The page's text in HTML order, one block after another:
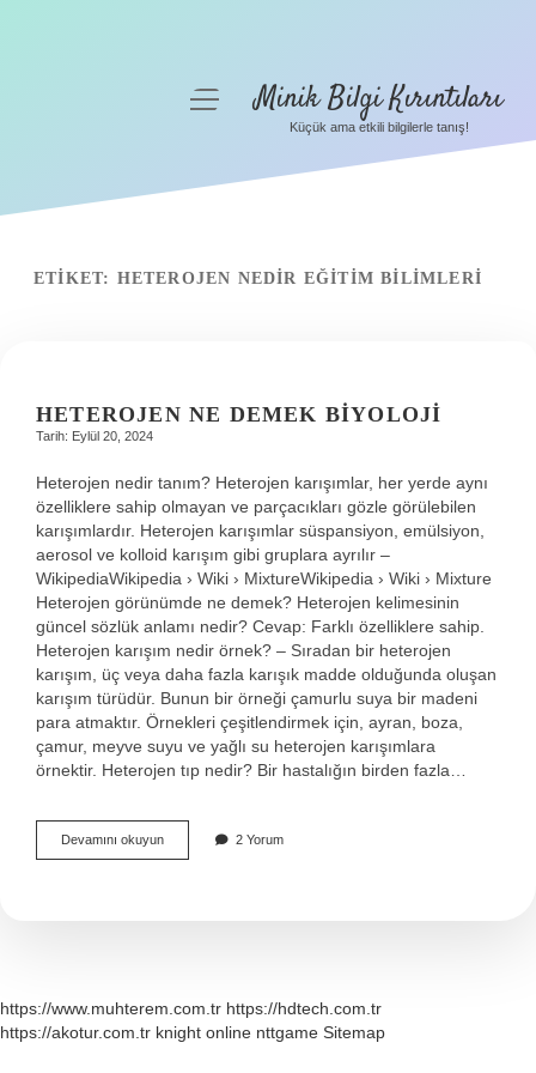
Gizlilik Politikası
menüyü
aç
Minik Bilgi Kırıntıları
Küçük ama etkili bilgilerle tanış!
ETIKET: HETEROJEN NEDIR EĞITIM BILIMLERI
HETEROJEN NE DEMEK BIYOLOJI
Tarih: Eylül 20, 2024
Heterojen nedir tanım? Heterojen karışımlar, her yerde aynı
özelliklere sahip olmayan ve parçacıkları gözle görülebilen
karışımlardır. Heterojen karışımlar süspansiyon, emülsiyon,
aerosol ve kolloid karışım gibi gruplara ayrılır –
WikipediaWikipedia › Wiki › MixtureWikipedia › Wiki › Mixture
Heterojen görünümde ne demek? Heterojen kelimesinin
güncel sözlük anlamı nedir? Cevap: Farklı özelliklere sahip.
Heterojen karışım nedir örnek? – Sıradan bir heterojen
karışım, üç veya daha fazla karışık madde olduğunda oluşan
karışım türüdür. Bunun bir örneği çamurlu suya bir madeni
para atmaktır. Örnekleri çeşitlendirmek için, ayran, boza,
çamur, meyve suyu ve yağlı su heterojen karışımlara
örnektir. Heterojen tıp nedir? Bir hastalığın birden fazla…
Devamını okuyunHeterojen
Ne
2 Yorum
https://www.muhterem.com.tr https://hdtech.com.tr
https://akotur.com.tr knight online nttgame Sitemap